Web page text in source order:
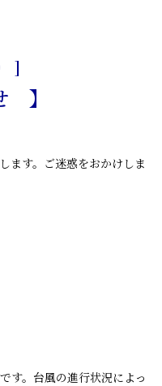
]
】
ます。ご迷惑をおかけしま
す。台風の進行状況によっ